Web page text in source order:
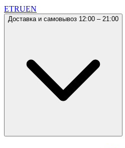
ETRUEN
Доставка и самовывоз 12:00 – 21:00